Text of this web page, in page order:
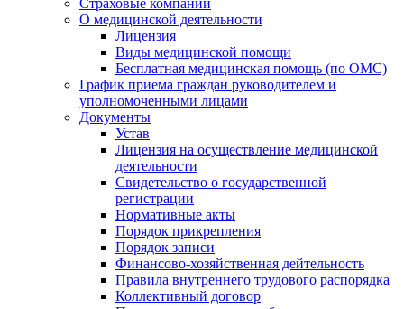
Страховые компании
О медицинской деятельности
Лицензия
Виды медицинской помощи
Бесплатная медицинская помощь (по ОМС)
График приема граждан руководителем и
уполномоченными лицами
Документы
Устав
Лицензия на осуществление медицинской
деятельности
Свидетельство о государственной
регистрации
Нормативные акты
Порядок прикрепления
Порядок записи
Финансово-хозяйственная дейтельность
Правила внутреннего трудового распорядка
Коллективный договор